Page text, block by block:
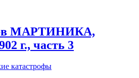
в МАРТИНИКА,
г., часть 3
катастрофы